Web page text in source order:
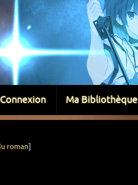
Connexion Ma Bibliothèque
roman]